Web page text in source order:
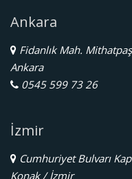
Ankara
Fidanlık Mah.
Ankara
0545 599 73 26
İzmir
Cumhuriyet Bulvarı
Konak / İzmir